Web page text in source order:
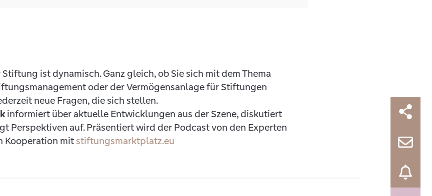
ist dynamisch. Ganz gleich, ob Sie sich mit dem Thema
oder der Vermögensanlage für Stiftungen
neue Fragen, die sich stellen.
informiert über aktuelle Entwicklungen aus der Szene, diskutiert
Perspektiven auf. Präsentiert wird der Podcast von den Experten
Kooperation mitstiftungsmarktplatz.eu